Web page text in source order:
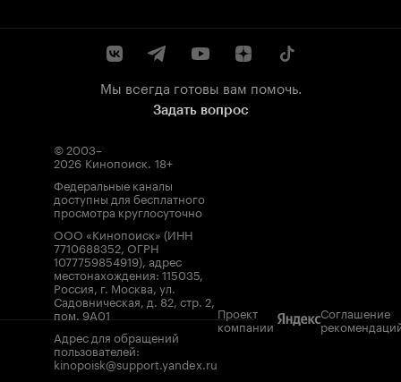
Мы всегда готовы вам помочь.
Задать вопрос
© 2003–
2026 Кинопоиск. 18+
Федеральные каналы
доступны для бесплатного
просмотра круглосуточно
ООО «Кинопоиск» (ИНН
7710688352, ОГРН
1077759854919), адрес
местонахождения: 115035,
Россия, г. Москва, ул.
Садовническая, д. 82, стр. 2,
пом. 9А01
Адрес для обращений
пользователей:
kinopoisk@support.yandex.ru
Проект
компании
Соглашение